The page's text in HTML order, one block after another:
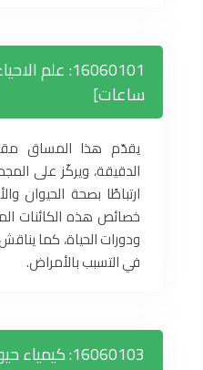
ساعات]
يقدّم هذا المساق
الدقيقة، ويركّز على
ارتباطًا بصحة الحيوان
خصائص هذه الكائنات
ودورات الحياة، كما
في التسبب بالأمراض.
16060103: كيمياء حيوية [3 ساعات]